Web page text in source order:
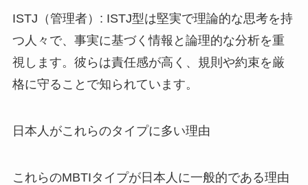
ISTJ（管理者）: ISTJ型は堅実で理論的な思考を持
つ人々で、事実に基づく情報と論理的な分析を重
視します。彼らは責任感が高く、規則や約束を厳
格に守ることで知られています。
日本人がこれらのタイプに多い理由
これらのMBTIタイプが日本人に一般的である理由